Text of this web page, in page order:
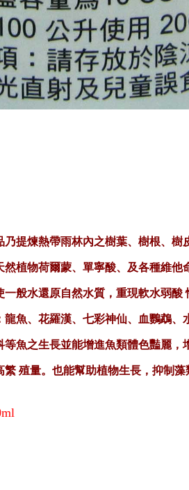
乃提煉熱帶雨林內之樹葉、樹根、樹
然植物荷爾蒙、單寧酸、及各種維
一般水還原自然水質，重現軟水弱酸
龍魚、花羅漢、七彩神仙、血鸚鵡、
等魚之生長並能增進魚類體色豔麗，
繁 殖量。也能幫助植物生長，抑制藻